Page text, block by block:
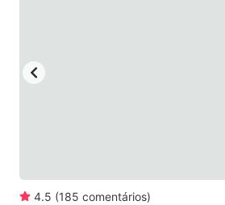
4.5 (185 comentários)